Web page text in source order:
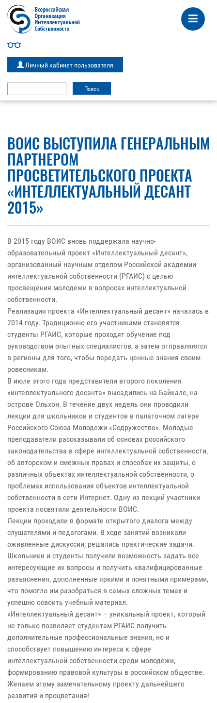
Личный кабинет пользователя
ВОИС ВЫСТУПИЛА ГЕНЕРАЛЬНЫМ
ПАРТНЕРОМ
ПРОСВЕТИТЕЛЬСКОГО ПРОЕКТА
«ИНТЕЛЛЕКТУАЛЬНЫЙ ДЕСАНТ
2015»
В 2015 году ВОИС вновь поддержала научно-
образовательный проект «Интеллектуальный десант»,
организованный научным отделом Российской академии
интеллектуальной собственности (РГАИС) с целью
просвещения молодежи в вопросах интеллектуальной
собственности.
Реализация проекта «Интеллектуальный десант» началась в
2014 году. Традиционно его участниками становятся
студенты РГАИС, которые проходят обучение под
руководством опытных специалистов, а затем отправляются
в регионы для того, чтобы передать ценные знания своим
ровесникам.
В июле этого года представители второго поколения
«интеллектуального десанта» высадились на Байкале, на
острове Ольхон. В течение двух недель они проводили
лекции для школьников и студентов в палаточном лагере
Российского Союза Молодежи «Содружество». Молодые
преподаватели рассказывали об основах российского
законодательства в сфере интеллектуальной собственности,
об авторском и смежных правах и способах их защиты, о
различных объектах интеллектуальной собственности, о
проблемах использования объектов интеллектуальной
собственности в сети Интернет. Одну из лекций участники
проекта посвятили деятельности ВОИС.
Лекции проходили в формате открытого диалога между
слушателями и педагогами. В ходе занятий возникали
оживленные дискуссии, решались практические задачи.
Школьники и студенты получили возможность задать все
интересующие их вопросы и получить квалифицированные
разъяснения, дополненные яркими и понятными примерами,
что помогло им разобраться в самых сложных темах и
успешно освоить учебный материал.
«Интеллектуальный десант» – уникальный проект, который
не только позволяет студентам РГАИС получить
дополнительные профессиональные знания, но и
способствует повышению интереса к сфере
интеллектуальной собственности среди молодежи,
формированию правовой культуры в российском обществе.
Желаем этому замечательному проекту дальнейшего
развития и процветания!